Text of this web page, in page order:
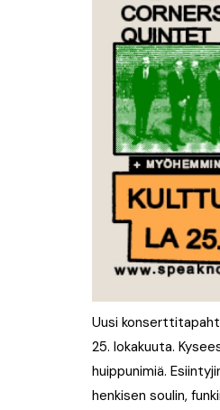
Uusi
25. lokakuuta.
huippunimiä.
henkisen soulin,